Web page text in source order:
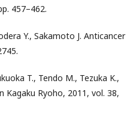
457–462.
Y., Sakamoto J. Anticancer
T., Tendo M., Tezuka K.,
Kagaku Ryoho, 2011, vol. 38,